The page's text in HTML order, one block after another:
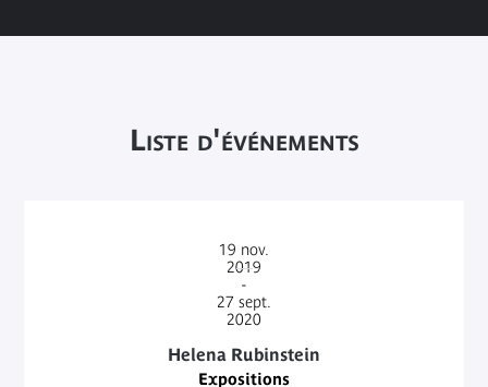
Liste d'événements
19 nov.
2019
-
27 sept.
2020
Helena Rubinstein
Expositions